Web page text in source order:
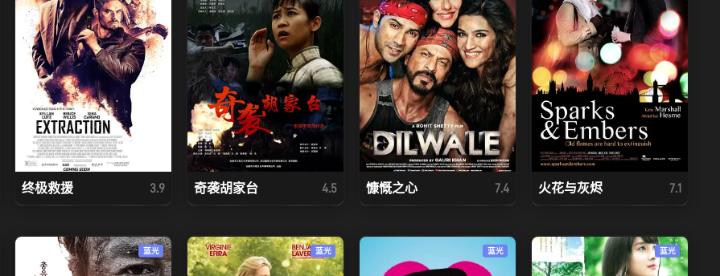
终极救援 3.9 奇袭胡家台 4.5 慷慨之心 7.4 火花与灰烬 7.1
蓝光 蓝光 蓝光 蓝光